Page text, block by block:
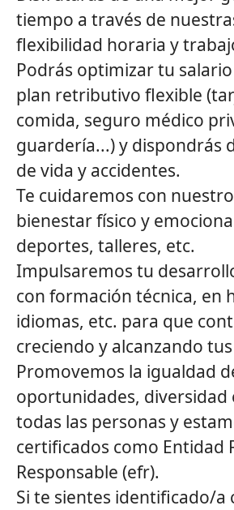
tiempo a través de
flexibilidad horaria y
Podrás optimizar tu
plan retributivo flexible
comida, seguro médico
guardería...) y dispondrás
de vida y accidentes.
Te cuidaremos con
bienestar físico y
deportes, talleres, etc.
Impulsaremos tu
con formación técnica, en
idiomas, etc. para que
creciendo y alcanzando
Promovemos la igualdad
oportunidades, diversidad
todas las personas y
certificados como Entidad
Responsable (efr).
Si te sientes identificado/a